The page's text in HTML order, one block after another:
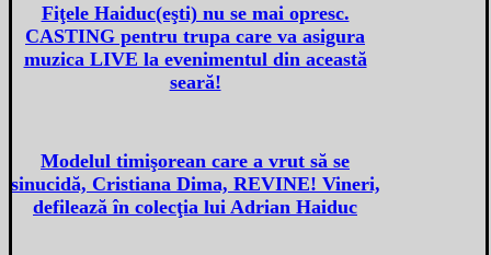
Fiţele Haiduc(eşti) nu se mai opresc.
CASTING pentru trupa care va asigura
muzica LIVE la evenimentul din această
seară!
Modelul timişorean care a vrut să se
sinucidă, Cristiana Dima, REVINE! Vineri,
defilează în colecţia lui Adrian Haiduc